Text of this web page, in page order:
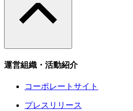
運営組織・活動紹介
コーポレートサイト
プレスリリース